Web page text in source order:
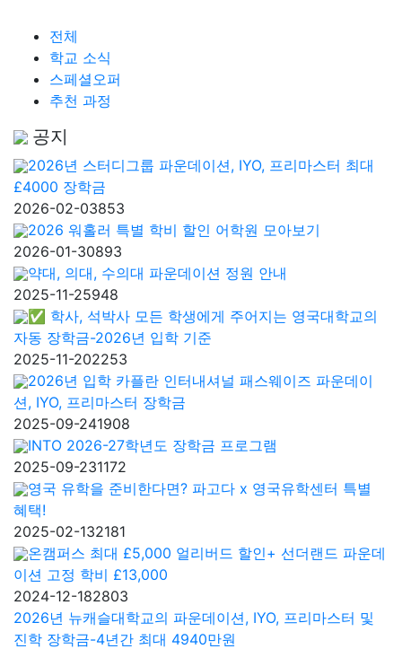
전체
학교 소식
스페셜오퍼
추천 과정
공지
2026년 스터디그룹 파운데이션, IYO, 프리마스터 최대
£4000 장학금
2026-02-03853
2026 워홀러 특별 학비 할인 어학원 모아보기
2026-01-30893
약대, 의대, 수의대 파운데이션 정원 안내
2025-11-25948
✅ 학사, 석박사 모든 학생에게 주어지는 영국대학교의
자동 장학금-2026년 입학 기준
2025-11-202253
2026년 입학 카플란 인터내셔널 패스웨이즈 파운데이
션, IYO, 프리마스터 장학금
2025-09-241908
INTO 2026-27학년도 장학금 프로그램
2025-09-231172
영국 유학을 준비한다면? 파고다 x 영국유학센터 특별
혜택!
2025-02-132181
온캠퍼스 최대 £5,000 얼리버드 할인+ 선더랜드 파운데
이션 고정 학비 £13,000
2024-12-182803
2026년 뉴캐슬대학교의 파운데이션, IYO, 프리마스터 및
진학 장학금-4년간 최대 4940만원